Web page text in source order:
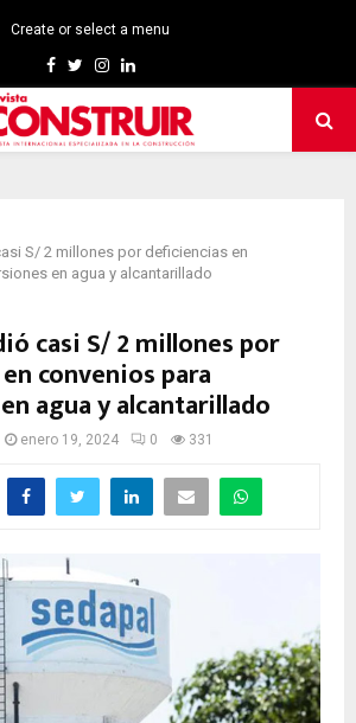
Create or select a menu
Facebook
TwitterInstagram
Linkedin
S/ 2 millones por deficiencias en
en agua y alcantarillado
casi S/ 2 millones por
convenios para
agua y alcantarillado
enero 19, 2024 0 331